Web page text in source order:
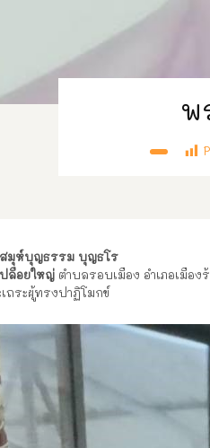
พ
มุห์บุญธรรม บุญธโร
ลือยใหญ่ ตำบลรอบเมือง อำเภอเมือง
ถระผู้ทรงปาฏิโมกข์